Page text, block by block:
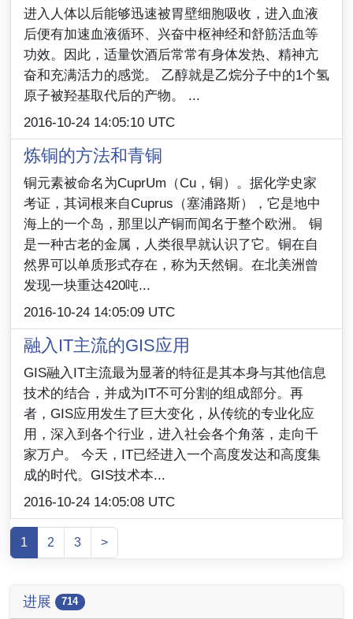
进入人体以后能够迅速被胃壁细胞吸收，进入血液
后便有加速血液循环、兴奋中枢神经和舒筋活血等
功效。因此，适量饮酒后常常有身体发热、精神亢
奋和充满活力的感觉。 乙醇就是乙烷分子中的1个氢
原子被羟基取代后的产物。 ...
2016-10-24 14:05:10 UTC
炼铜的方法和青铜
铜元素被命名为CuprUm（Cu，铜）。据化学史家
考证，其词根来自Cuprus（塞浦路斯），它是地中
海上的一个岛，那里以产铜而闻名于整个欧洲。 铜
是一种古老的金属，人类很早就认识了它。铜在自
然界可以单质形式存在，称为天然铜。在北美洲曾
发现一块重达420吨...
2016-10-24 14:05:09 UTC
融入IT主流的GIS应用
GIS融入IT主流最为显著的特征是其本身与其他信息
技术的结合，并成为IT不可分割的组成部分。再
者，GIS应用发生了巨大变化，从传统的专业化应
用，深入到各个行业，进入社会各个角落，走向千
家万户。 今天，IT已经进入一个高度发达和高度集
成的时代。GIS技术本...
2016-10-24 14:05:08 UTC
1 2 3 >
进展 714